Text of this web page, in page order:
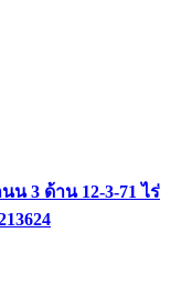
3 ด้าน 12-3-71 ไร่